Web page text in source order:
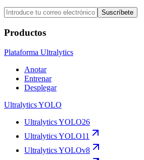
Suscríbete
Productos
Plataforma Ultralytics
Anotar
Entrenar
Desplegar
Ultralytics YOLO
Ultralytics YOLO26
Ultralytics YOLO11
Ultralytics YOLOv8